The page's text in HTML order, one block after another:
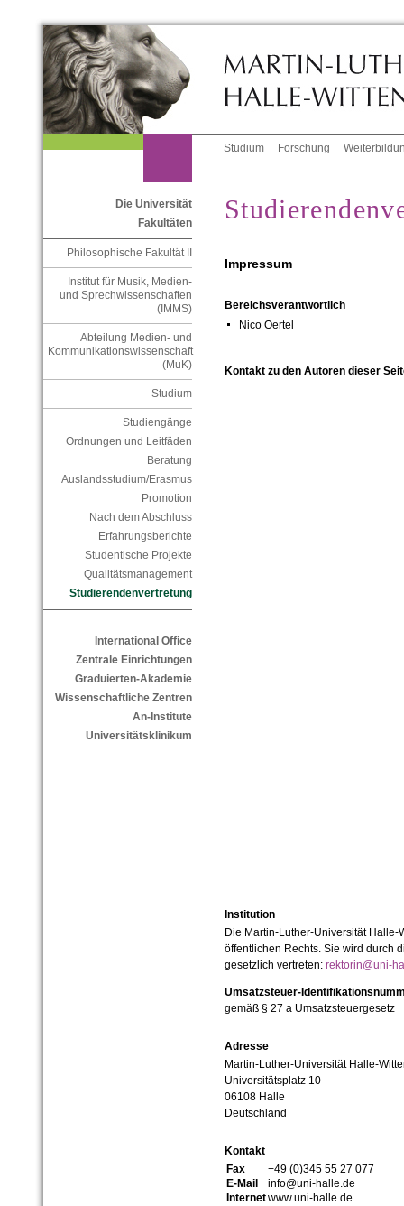
Studium Forschung
Die Universität
Fakultäten
Philosophische Fakultät II
Institut für Musik, Medien-
und Sprechwissenschaften
(IMMS)
Abteilung Medien- und
Kommunikationswissenschaft
(MuK)
Studium
Studiengänge
Ordnungen und Leitfäden
Beratung
Auslandsstudium/Erasmus
Promotion
Nach dem Abschluss
Erfahrungsberichte
Studentische Projekte
Qualitätsmanagement
Studierendenvertretung
International Office
Zentrale Einrichtungen
Graduierten-Akademie
Wissenschaftliche Zentren
An-Institute
Universitätsklinikum
Impressum
Bereichsverantwortlich
Nico Oertel
Kontakt zu den Autoren dieser
Institution
Die Martin-Luther-Universität
öffentlichen Rechts. Sie wird durch
gesetzlich vertreten: rektorin@uni-
Umsatzsteuer-
gemäß § 27 a Umsatzsteuergesetz
Adresse
Martin-Luther-Universität Halle-
Universitätsplatz 10
06108 Halle
Deutschland
Kontakt
Fax
+49 (0)345 55 27 077
E-Mail
info@uni-halle.de
Internetwww.uni-halle.de